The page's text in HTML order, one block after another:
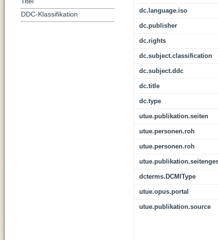
dc.language.iso
dc.publisher
dc.rights
dc.subject.classification
dc.subject.ddc
dc.title
dc.type
utue.publikation.seiten
utue.personen.roh
utue.personen.roh
dcterms.DCMIType
utue.opus.portal
utue.publikation.source
DDC-Klassifikation